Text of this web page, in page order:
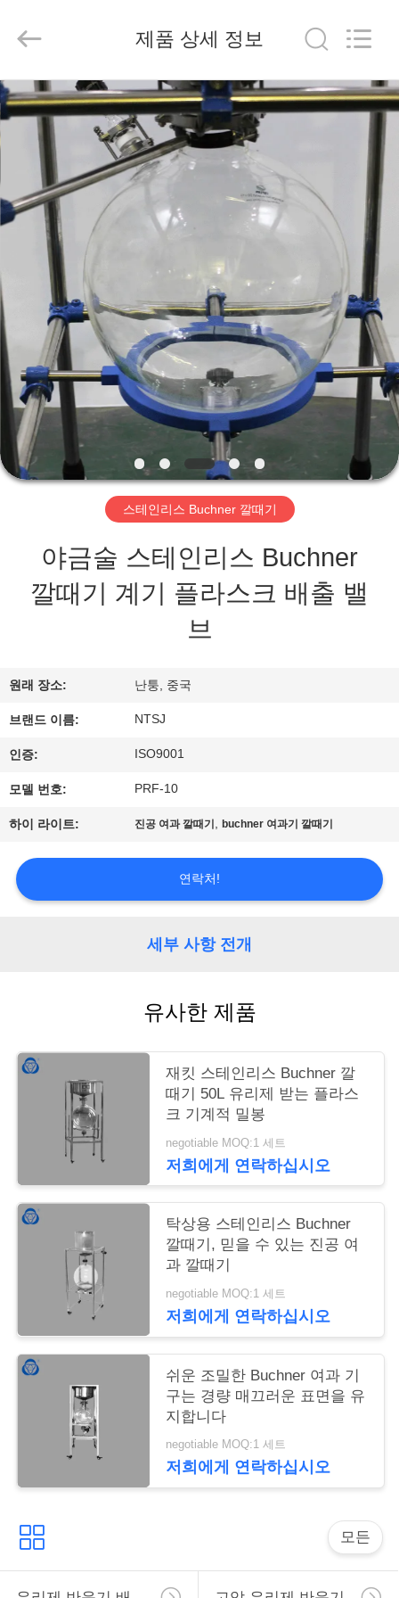
집
작
품
회
사
소
개
공
저
희
에
게
세
이
트
PRIVACY
POLICY
Nantong
All
Rights
Reserved.
제품 상세 정보
스테인리스 Buchner 깔때기
야금술 스테인리스 Buchner
깔때기 계기 플라스크 배출 밸
브
원래 장소: 난퉁, 중국
브랜드 이름: NTSJ
인증: ISO9001
모델 번호: PRF-10
하이 라이트: 진공 여과 깔때기 ,buchner 여과기 깔때기
연락처!
세부 사항 전개
유사한 제품
재킷 스테인리스 Buchner 깔
때기 50L 유리제 받는 플라스
크 기계적 밀봉
negotiable MOQ:1 세트
저희에게 연락하십시오
탁상용 스테인리스 Buchner
깔때기, 믿을 수 있는 진공 여
과 깔때기
negotiable MOQ:1 세트
저희에게 연락하십시오
쉬운 조밀한 Buchner 여과 기
구는 경량 매끄러운 표면을 유
지합니다
negotiable MOQ:1 세트
저희에게 연락하십시오
모든